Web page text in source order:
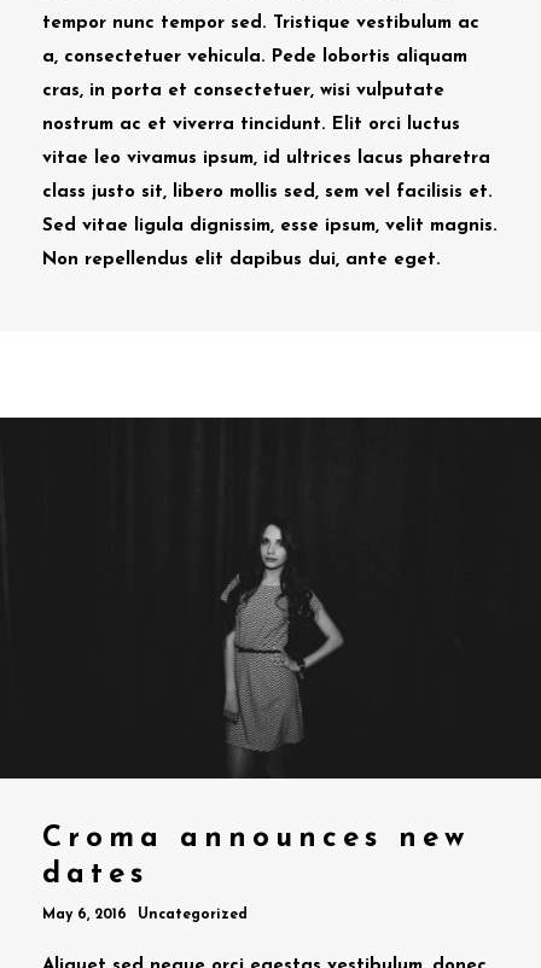
tempor nunc tempor sed. Tristique vestibulum ac
a, consectetuer vehicula. Pede lobortis aliquam
cras, in porta et consectetuer, wisi vulputate
nostrum ac et viverra tincidunt. Elit orci luctus
vitae leo vivamus ipsum, id ultrices lacus pharetra
class justo sit, libero mollis sed, sem vel facilisis et.
Sed vitae ligula dignissim, esse ipsum, velit magnis.
Non repellendus elit dapibus dui, ante eget.
Croma announces new
dates
May 6, 2016 Uncategorized